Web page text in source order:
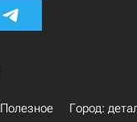
Полезное
Город: